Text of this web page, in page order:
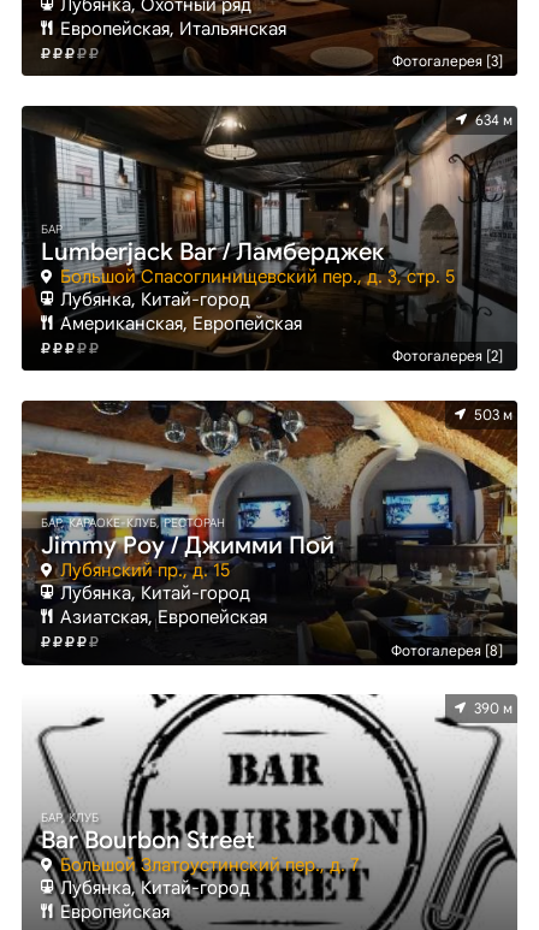
Фотогалерея [3]
Лубянка, Охотный ряд
Европейская, Итальянская
Фотогалерея [2]
634 м
БАР
Lumberjack Bar / Ламберджек
Большой Спасоглинищевский пер., д. 3, стр. 5
Лубянка, Китай-город
Американская, Европейская
Фотогалерея [8]
503 м
БАР, КАРАОКЕ-КЛУБ, РЕСТОРАН
Jimmy Poy / Джимми Пой
Лубянский пр., д. 15
Лубянка, Китай-город
Азиатская, Европейская
390 м
БАР, КЛУБ
Bar Bourbon Street
Большой Златоустинский пер., д. 7
Лубянка, Китай-город
Европейская